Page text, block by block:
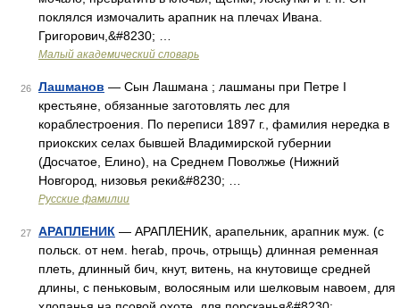
поклялся измочалить арапник на плечах Ивана.
Григорович,&#8230; …
Малый академический словарь
26 Лашманов — Сын Лашмана ; лашманы при Петре I
крестьяне, обязанные заготовлять лес для
кораблестроения. По переписи 1897 г., фамилия нередка в
приокских селах бывшей Владимирской губернии
(Досчатое, Елино), на Среднем Поволжье (Нижний
Новгород, низовья реки&#8230; …
Русские фамилии
27 АРАПЛЕНИК — АРАПЛЕНИК, арапельник, арапник муж. (с
польск. от нем. herab, прочь, отрыщь) длинная ременная
плеть, длинный бич, кнут, витень, на кнутовище средней
длины, с пеньковым, волосяным или шелковым навоем, для